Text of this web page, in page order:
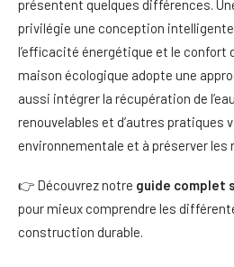
présentent quelques différences.
privilégie une conception
l’efficacité énergétique et le confort
maison écologique adopte une
aussi intégrer la récupération de
renouvelables et d’autres pratiques
environnementale et à préserver les
👉 Découvrez notre guide complet
pour mieux comprendre les
construction durable.